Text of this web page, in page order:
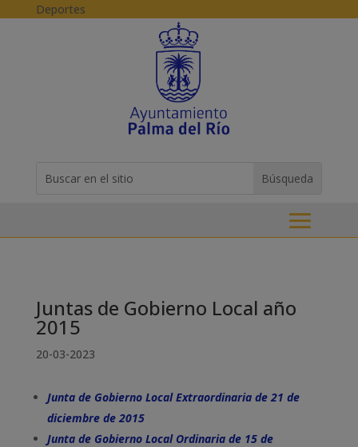
Skip to content
Deportes
for...
Juntas de Gobierno Local año
2015
20-03-2023
Junta de Gobierno Local Extraordinaria de 21 de
diciembre de 2015
Junta de Gobierno Local Ordinaria de 15 de